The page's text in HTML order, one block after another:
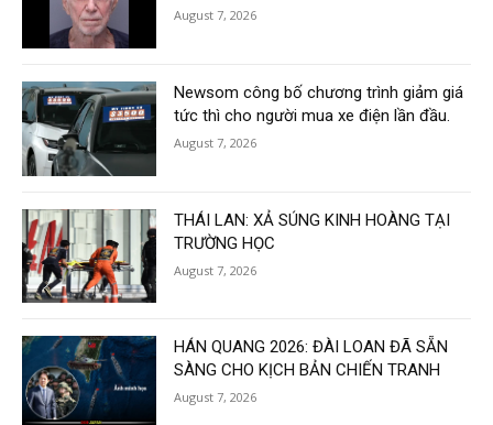
August 7, 2026
Newsom công bố chương trình giảm giá
tức thì cho người mua xe điện lần đầu.
August 7, 2026
THÁI LAN: XẢ SÚNG KINH HOÀNG TẠI
TRƯỜNG HỌC
August 7, 2026
HÁN QUANG 2026: ĐÀI LOAN ĐÃ SẴN
SÀNG CHO KỊCH BẢN CHIẾN TRANH
August 7, 2026